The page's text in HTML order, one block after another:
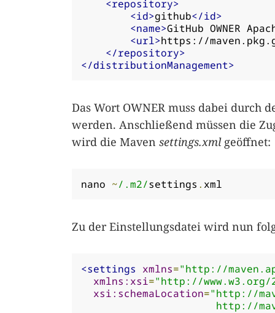
<repository>
<id>github</id>
<name>GitHub OWNER
<url>https://
</repository>
</distributionManagement>
Das Wort OWNER muss dabei durch
werden. Anschließend müssen die
wird die Maven settings.xmlgeöffnet:
nano ~/.m2/settings . xml
Zu der Einstellungsdatei wird nun
<settings xmlns="http://
xmlns:xsi="http://www.w3.org/
xsi:schemaLocation="http://
http://